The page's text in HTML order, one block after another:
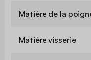
Matière de la
Matière visserie